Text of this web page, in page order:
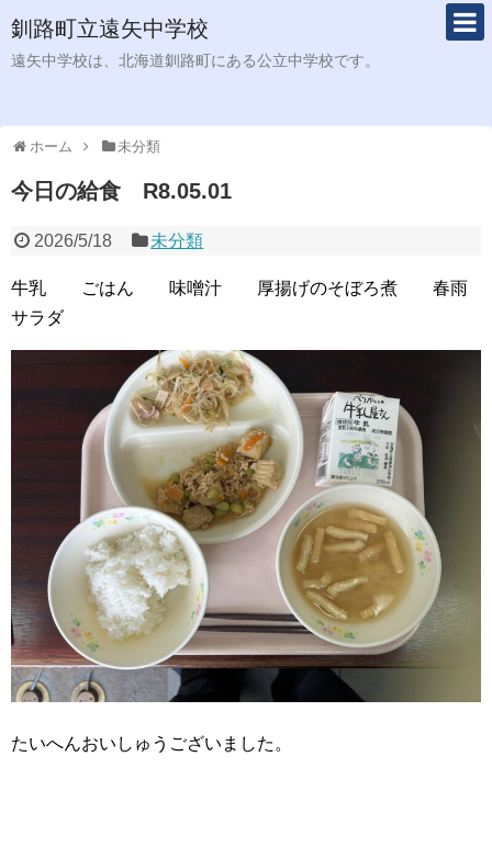
釧路町立遠矢中学校
遠矢中学校は、北海道釧路町にある公立中学校です。
ホーム 未分類
今日の給食 R8.05.01
2026/5/18 未分類
牛乳 ごはん 味噌汁 厚揚げのそぼろ煮 春雨
サラダ
たいへんおいしゅうございました。